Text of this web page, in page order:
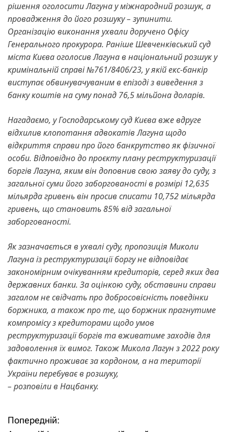
рішення оголосити Лагуна у міжнародний розшук, а
провадження до його розшуку – зупинити.
Організацію виконання ухвали доручено Офісу
Генерального прокурора. Раніше Шевченківський суд
міста Києва оголосив Лагуна в національний розшук у
кримінальній справі №761/8406/23, у якій екс-банкір
виступає обвинувачуваним в епізоді з виведення з
банку коштів на суму понад 76,5 мільйона доларів.
Нагадаємо, у Господарському суд Києва вже вдруге
відхилив клопотання адвокатів Лагуна щодо
відкриття справи про його банкрутство як фізичної
особи. Відповідно до проєкту плану реструктуризації
боргів Лагуна, яким він доповнив свою заяву до суду, з
загальної суми його заборгованості в розмірі 12,635
мільярда гривень він просив списати 10,752 мільярда
гривень, що становить 85% від загальної
заборгованості.
Як зазначається в ухвалі суду, пропозиція Миколи
Лагуна із реструктуризації боргу не відповідає
закономірним очікуванням кредиторів, серед яких два
державних банки. За оцінкою суду, обставини справи
загалом не свідчать про добросовісність поведінки
боржника, а також про те, що боржник прагнутиме
компромісу з кредиторами щодо умов
реструктуризації боргів та вживатиме заходів для
задоволення їх вимог. Також Микола Лагун з 2022 року
фактично проживає за кордоном, а на території
України перебуває в розшуку,
– розповіли в Нацбанку.
Н
Н
Попередній: